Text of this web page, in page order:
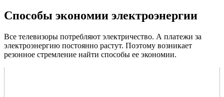
Способы экономии электроэнергии
Все телевизоры потребляют электричество. А платежи за
электроэнергию постоянно растут. Поэтому возникает
резонное стремление найти способы ее экономии.